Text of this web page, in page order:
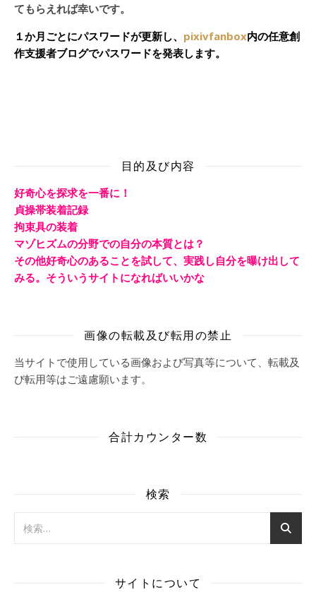
てもらえれば幸いです。
１か月ごとにパスワードが更新し、 pixivfanbox内の任意創
作支援者ブログでパスワードを発表します。
目的及び内容
好奇心を探求を一番に！
貞操帯装着記録
拘束具の装着
マゾヒズムの分野での自分の本質とは？
その他好奇心のあることを試して、実践し自分を曝け出して
みる。そういうサイトになればいいかな
画像の転載及び転用の禁止
当サイトで使用している画像および写真等について、転載及
び転用等はご遠慮願います。
合計カウンター数
検索
サイトについて